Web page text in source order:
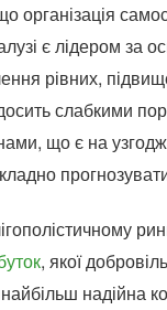
є лідером за
рівних,
слабкими
що є на
, якої
надійна